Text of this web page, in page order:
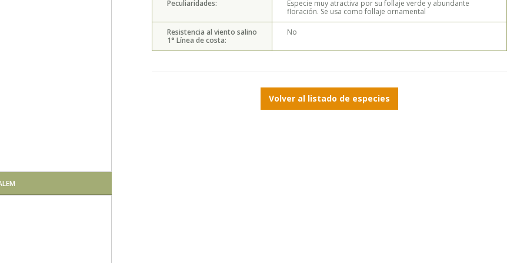
Peculiaridades:
Especie muy atractiva por su follaje verde y abundante
floración. Se usa como follaje ornamental
Resistencia al viento salino
1° Línea de costa:
No
Volver al listado de especies